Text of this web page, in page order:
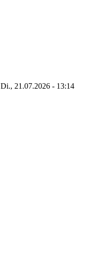
Di., 21.07.2026 - 13:14